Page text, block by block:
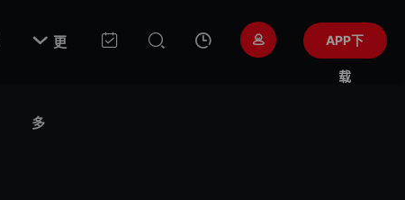
 更
多
APP下
载